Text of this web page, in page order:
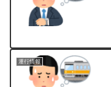
運行情報